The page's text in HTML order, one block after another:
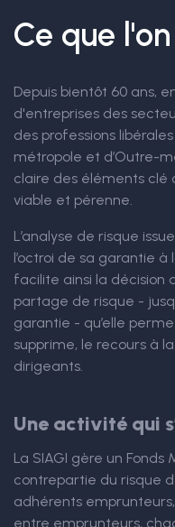
Ce que
Depuis bientôt 60 ans,
d'entreprises des
des professions
métropole et d’Outre-
claire des éléments clé
viable et pérenne.
L’analyse de risque
l’octroi de sa garantie
facilite ainsi la décision
partage de risque -
garantie - qu’elle
supprime, le recours à
dirigeants.
Une activité qui
La SIAGI gère un
contrepartie du risque
adhérents emprunteurs,
entre emprunteurs,